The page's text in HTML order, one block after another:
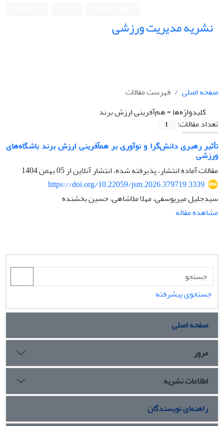
نشریه مدیریت ورزشی
صفحه اصلی
فهرست مقالات
کلیدواژه‌ها =هم‌آفرینی ارزش برند
تعداد مقالات:
1
تأثیر رهبری دانش‌گرا و نوآوری بر هم‎آفرینی ارزش برند باشگاه‌های
ورزشی
مقالات آماده انتشار، پذیرفته شده، انتشار آنلاین از05 بهمن 1404
https://doi.org/10.22059/jsm.2026.379719.3339
سیدجلیل میریوسفی، مهلا ملاشاهی، حسین بخشنده
مشاهده مقاله
جستجوی پیشرفته
صفحه اصلی
مرور
اطلاعات نشریه
راهنمای نویسندگان